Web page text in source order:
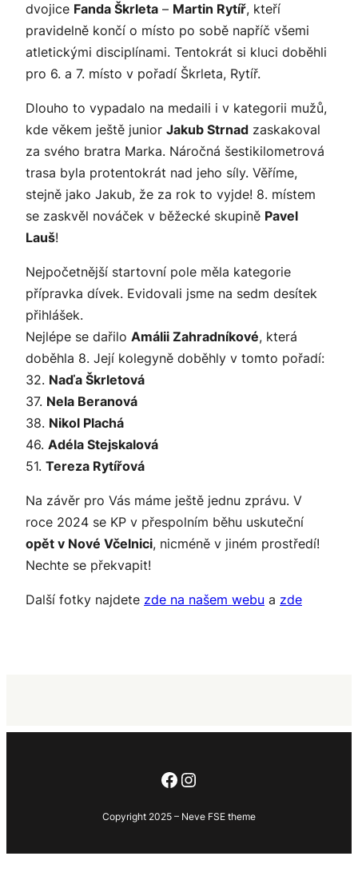
dvojice Fanda Škrleta – Martin Rytíř, kteří
pravidelně končí o místo po sobě napříč všemi
atletickými disciplínami. Tentokrát si kluci doběhli
pro 6. a 7. místo v pořadí Škrleta, Rytíř.
Dlouho to vypadalo na medaili i v kategorii mužů,
kde věkem ještě junior Jakub Strnad zaskakoval
za svého bratra Marka. Náročná šestikilometrová
trasa byla protentokrát nad jeho síly. Věříme,
stejně jako Jakub, že za rok to vyjde! 8. místem
se zaskvěl nováček v běžecké skupině Pavel
Lauš!
Nejpočetnější startovní pole měla kategorie
přípravka dívek. Evidovali jsme na sedm desítek
přihlášek.
Nejlépe se dařilo Amálii Zahradníkové, která
doběhla 8. Její kolegyně doběhly v tomto pořadí:
32. Naďa Škrletová
37. Nela Beranová
38. Nikol Plachá
46. Adéla Stejskalová
51. Tereza Rytířová
Na závěr pro Vás máme ještě jednu zprávu. V
roce 2024 se KP v přespolním běhu uskuteční
opět v Nové Včelnici, nicméně v jiném prostředí!
Nechte se překvapit!
Další fotky najdete zde na našem webu a zde
Facebook
Instagram
Copyright 2025 – Neve FSE theme